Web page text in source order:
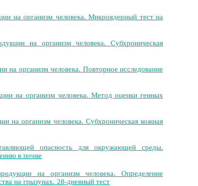
на организм человека. Микроядерный тест на
на организм человека. Субхроническая
организм человека. Повторное исследование
на организм человека. Метод оценки генных
на организм человека. Субхроническая кожная
опасность для окружающей среды.
в почве
на организм человека. Определение
на грызунах. 28-дневный тест